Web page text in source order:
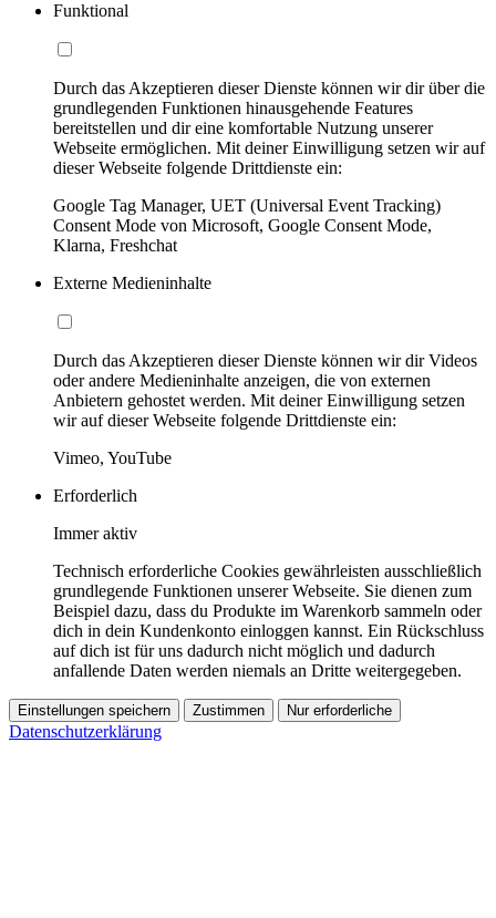
Funktional
Durch das Akzeptieren dieser Dienste können wir dir über die
grundlegenden Funktionen hinausgehende Features
bereitstellen und dir eine komfortable Nutzung unserer
Webseite ermöglichen. Mit deiner Einwilligung setzen wir auf
dieser Webseite folgende Drittdienste ein:
Google Tag Manager, UET (Universal Event Tracking)
Consent Mode von Microsoft, Google Consent Mode,
Klarna, Freshchat
Externe Medieninhalte
Durch das Akzeptieren dieser Dienste können wir dir Videos
oder andere Medieninhalte anzeigen, die von externen
Anbietern gehostet werden. Mit deiner Einwilligung setzen
wir auf dieser Webseite folgende Drittdienste ein:
Vimeo, YouTube
Erforderlich
Immer aktiv
Technisch erforderliche Cookies gewährleisten ausschließlich
grundlegende Funktionen unserer Webseite. Sie dienen zum
Beispiel dazu, dass du Produkte im Warenkorb sammeln oder
dich in dein Kundenkonto einloggen kannst. Ein Rückschluss
auf dich ist für uns dadurch nicht möglich und dadurch
anfallende Daten werden niemals an Dritte weitergegeben.
Einstellungen speichern Zustimmen Nur erforderliche
Datenschutzerklärung